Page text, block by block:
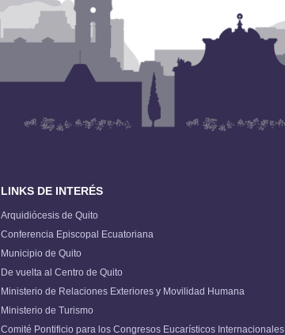
LINKS DE INTERÉS
Arquidiócesis de Quito
Conferencia Episcopal Ecuatoriana
Municipio de Quito
De vuelta al Centro de Quito
Ministerio de Relaciones Exteriores y Movilidad Humana
Ministerio de Turismo
Comité Pontificio para los Congresos Eucarísticos Internacionales